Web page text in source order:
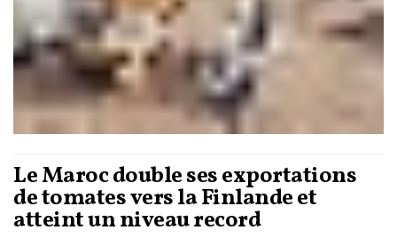
Le Maroc double ses exportations
de tomates vers la Finlande et
atteint un niveau record